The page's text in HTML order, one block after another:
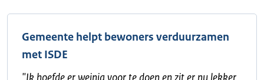
Gemeente helpt bewoners verduurzamen
met ISDE